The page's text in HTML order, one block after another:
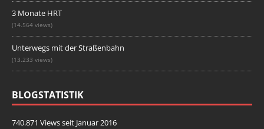
3 Monate HRT
(14.564 views)
Unterwegs mit der Straßenbahn
(13.233 views)
BLOGSTATISTIK
740.871 Views seit Januar 2016